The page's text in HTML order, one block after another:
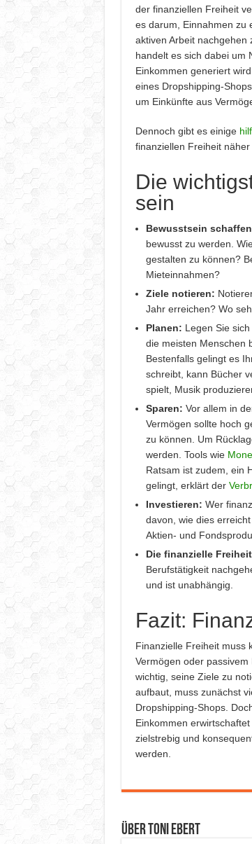
der finanziellen Freiheit
es darum, Einnahmen zu
aktiven Arbeit nachgehen
handelt es sich dabei um
Einkommen generiert
eines Dropshipping-
um Einkünfte aus
Dennoch gibt es einige
finanziellen Freiheit näher
Die
sein
Bewusstsein
bewusst zu werden.
gestalten zu können?
Mieteinnahmen?
Ziele notieren:
Jahr erreichen? Wo
Planen: Legen Sie
die meisten Menschen
Bestenfalls gelingt es
schreibt, kann Bücher
spielt, Musik
Sparen: Vor allem in
Vermögen sollte hoch
zu können. Um
werden. Tools wie
Ratsam ist zudem, ein
gelingt, erklärt der
Investieren: Wer
davon, wie dies
Aktien- und
Die finanzielle
Berufstätigkeit
und ist unabhängig.
Fazit:
Finanzielle Freiheit muss
Vermögen oder
wichtig, seine Ziele zu
aufbaut, muss zunächst
Dropshipping-Shops.
Einkommen
zielstrebig und
werden.
Über Toni Ebert